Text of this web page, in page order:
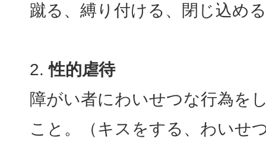
蹴る、縛り付ける、閉じ込め
性的虐待
障がい者にわいせつな行為を
こと。（キスをする、わいせ